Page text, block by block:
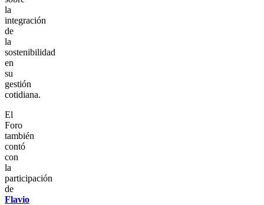
la
integración
de
la
sostenibilidad
en
su
gestión
cotidiana.
El
Foro
también
contó
con
la
participación
de
Flavio